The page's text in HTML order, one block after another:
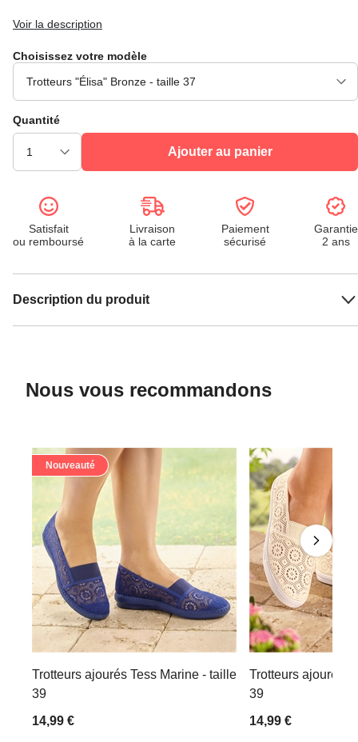
Voir la description
Choisissez votre modèle
Quantité
Ajouter au panier
Satisfait
ou remboursé
Livraison
à la carte
Paiement
sécurisé
Garantie
2 ans
Description du produit
Nous vous recommandons
Nouveauté
Trotteurs ajourés Tess Marine - taille
39
14,99 €
Trotteurs ajourés
39
14,99 €